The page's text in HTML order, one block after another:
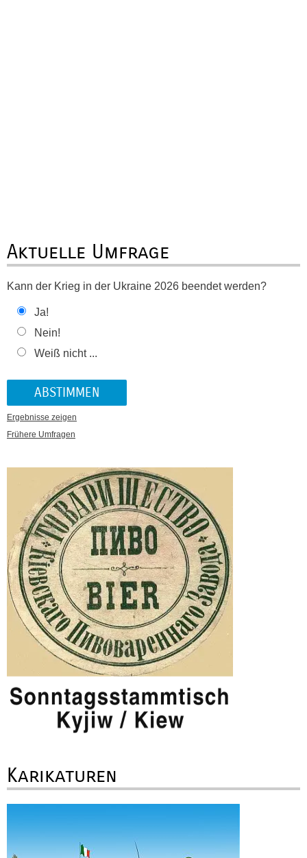
Aktuelle Umfrage
Kann der Krieg in der Ukraine 2026 beendet werden?
Ja!
Nein!
Weiß nicht ...
Ergebnisse zeigen
Frühere Umfragen
Karikaturen